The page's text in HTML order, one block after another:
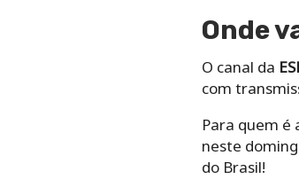
Onde
O canal da
com
Para quem é
neste
do Brasil!